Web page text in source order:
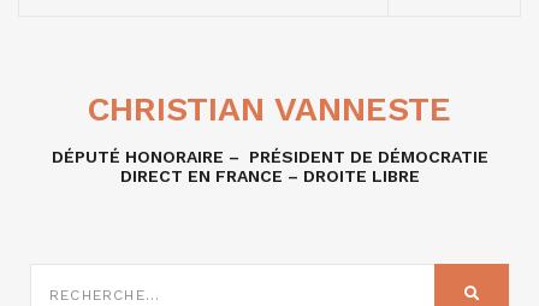
CHRISTIAN VANNESTE
DÉPUTÉ HONORAIRE – PRÉSIDENT DE DÉMOCRATIE
DIRECT EN FRANCE – DROITE LIBRE
SUR